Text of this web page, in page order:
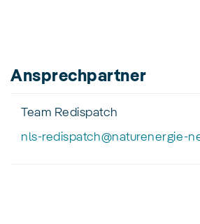
Ansprechpartner
Team Redispatch
nls-redispatch@naturenergie-